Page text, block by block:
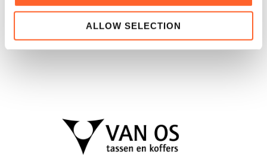
ALLOW SELECTION